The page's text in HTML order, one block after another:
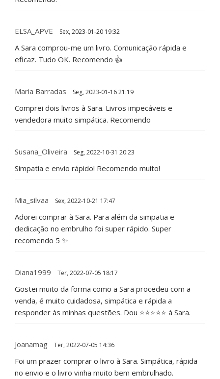
ELSA_APVE Sex, 2023-01-20 19:32
A Sara comprou-me um livro. Comunicação rápida e
eficaz. Tudo OK. Recomendo 👍
Maria Barradas Seg, 2023-01-16 21:19
Comprei dois livros à Sara. Livros impecáveis e
vendedora muito simpática. Recomendo
Susana_Oliveira Seg, 2022-10-31 20:23
Simpatia e envio rápido! Recomendo muito!
Mia_silvaa Sex, 2022-10-21 17:47
Adorei comprar à Sara. Para além da simpatia e
dedicação no embrulho foi super rápido. Super
recomendo 5 ✨
Diana1999 Ter, 2022-07-05 18:17
Gostei muito da forma como a Sara procedeu com a
venda, é muito cuidadosa, simpática e rápida a
responder às minhas questões. Dou ⭐⭐⭐⭐⭐ à Sara.
Joanamag Ter, 2022-07-05 14:36
Foi um prazer comprar o livro à Sara. Simpática, rápida
no envio e o livro vinha muito bem embrulhado.